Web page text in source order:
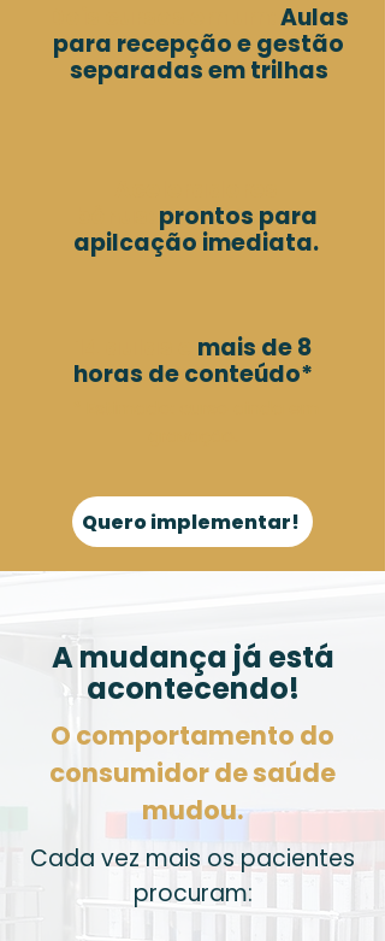
Aulas
para recepção e gestão
separadas em trilhas
prontos para
apilcação imediata.
mais de 8
horas de conteúdo*
Quero implementar!
A mudança já está
acontecendo!
O comportamento do
consumidor de saúde
mudou.
Cada vez mais os pacientes
procuram: